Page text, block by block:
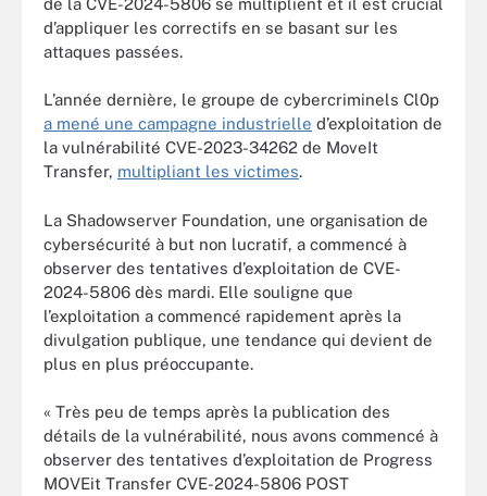
d’appliquer les correctifs en se basant sur les
attaques passées.
L’année dernière, le groupe de cybercriminels Cl0p
a mené une campagne industrielle d’exploitation de
la vulnérabilité CVE-2023-34262 de MoveIt
Transfer, multipliant les victimes.
La Shadowserver Foundation, une organisation de
cybersécurité à but non lucratif, a commencé à
observer des tentatives d’exploitation de CVE-
2024-5806 dès mardi. Elle souligne que
l’exploitation a commencé rapidement après la
divulgation publique, une tendance qui devient de
plus en plus préoccupante.
« Très peu de temps après la publication des
détails de la vulnérabilité, nous avons commencé à
observer des tentatives d’exploitation de Progress
MOVEit Transfer CVE-2024-5806 POST